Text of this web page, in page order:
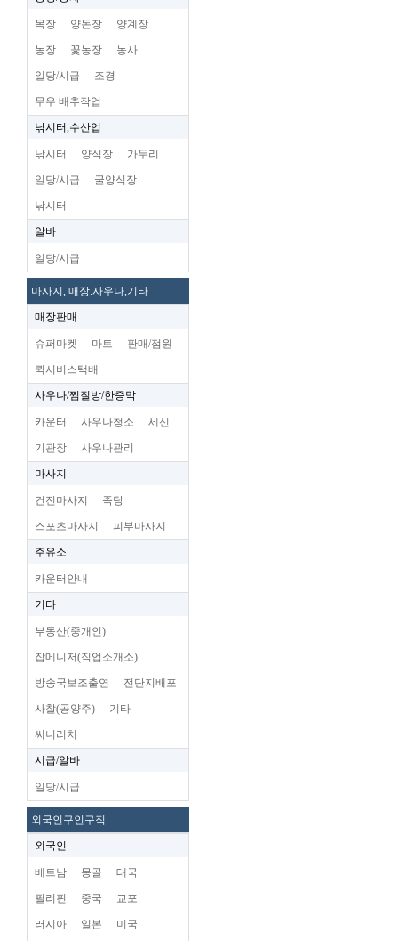
목장 양돈장 양계장
농장 꽃농장 농사
일당/시급 조경
무우 배추작업
낚시터,수산업
낚시터 양식장 가두리
일당/시급 굴양식장
낚시터
알바
일당/시급
마사지, 매장.사우나,기타
매장판매
슈퍼마켓 마트 판매/점원
퀵서비스택배
사우나/찜질방/한증막
카운터 사우나청소 세신
기관장 사우나관리
마사지
건전마사지 족탕
스포츠마사지 피부마사지
주유소
카운터안내
기타
부동산(중개인)
잡메니저(직업소개소)
방송국보조출연 전단지배포
사찰(공양주) 기타
써니리치
시급/알바
일당/시급
외국인구인구직
외국인
베트남 몽골 태국
필리핀 중국 교포
러시아 일본 미국